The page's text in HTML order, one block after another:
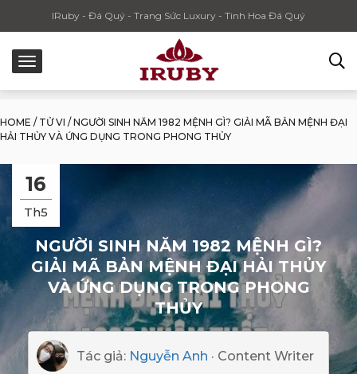
IRuby - Đá Quý - Trang Sức Luxury - Tinh Hoa Đá Quý
HOME / TỬ VI / NGƯỜI SINH NĂM 1982 MỆNH GÌ? GIẢI MÃ BẢN MỆNH ĐẠI
HẢI THỦY VÀ ỨNG DỤNG TRONG PHONG THỦY
16
Th5
NGƯỜI SINH NĂM 1982 MỆNH GÌ?
GIẢI MÃ BẢN MỆNH ĐẠI HẢI THỦY
VÀ ỨNG DỤNG TRONG PHONG
THỦY
Tác giả: Nguyễn Anh · Content Writer